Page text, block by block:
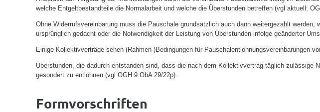
welche Entgeltbestandteile die Normalarbeit und welche die Überstunden betreffen (vgl aktuell:
Ohne Widerrufsvereinbarung muss die Pauschale grundsätzlich auch dann weitergezahlt
ursprünglich gedacht oder die Notwendigkeit der Leistung von Überstunden infolge geänderter
Einige Kollektivverträge sehen (Rahmen-)Bedingungen für Pauschalentlohnungsvereinbarungen
Überstunden, die dadurch entstanden sind, dass die nach dem Kollektivvertrag täglich zulässige
gesondert zu entlohnen (vgl OGH 9 ObA 29/22p).
Formvorschriften